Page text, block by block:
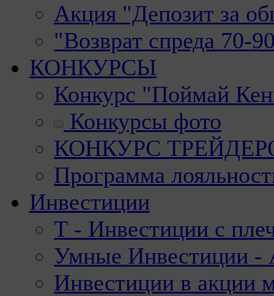
Акция "Депозит за
"Возврат спреда 70-
КОНКУРСЫ
Конкурс "Поймай
Конкурсы фото
КОНКУРС
Программа
Инвестиции
Т - Инвестиции с
Умные Инвестиции -
Инвестиции в акции